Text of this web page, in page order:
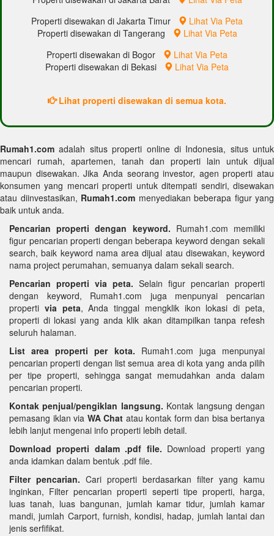
Properti disewakan di Jakarta Timur
Lihat Via Peta
Properti disewakan di Tangerang
Lihat Via Peta
Properti disewakan di Bogor
Lihat Via Peta
Properti disewakan di Bekasi
Lihat Via Peta
Lihat properti disewakan di semua kota.
Rumah1.com adalah situs properti online di Indonesia, situs untuk
mencari rumah, apartemen, tanah dan properti lain untuk dijual
maupun disewakan. Jika Anda seorang investor, agen properti atau
konsumen yang mencari properti untuk ditempati sendiri, disewakan
atau diinvestasikan, Rumah1.com menyediakan beberapa figur yang
baik untuk anda.
Pencarian properti dengan keyword. Rumah1.com memiliki
figur pencarian properti dengan beberapa keyword dengan sekali
search, baik keyword nama area dijual atau disewakan, keyword
nama project perumahan, semuanya dalam sekali search.
Pencarian properti via peta. Selain figur pencarian properti
dengan keyword, Rumah1.com juga menpunyai pencarian
properti via peta, Anda tinggal mengklik ikon lokasi di peta,
properti di lokasi yang anda klik akan ditampilkan tanpa refesh
seluruh halaman.
List area properti per kota. Rumah1.com juga menpunyai
pencarian properti dengan list semua area di kota yang anda pilih
per tipe properti, sehingga sangat memudahkan anda dalam
pencarian properti.
Kontak penjual/pengiklan langsung. Kontak langsung dengan
pemasang iklan via WA Chat atau kontak form dan bisa bertanya
lebih lanjut mengenai info properti lebih detail.
Download properti dalam .pdf file. Download properti yang
anda idamkan dalam bentuk .pdf file.
Filter pencarian. Cari properti berdasarkan filter yang kamu
inginkan, Filter pencarian properti seperti tipe properti, harga,
luas tanah, luas bangunan, jumlah kamar tidur, jumlah kamar
mandi, jumlah Carport, furnish, kondisi, hadap, jumlah lantai dan
jenis serfifikat.